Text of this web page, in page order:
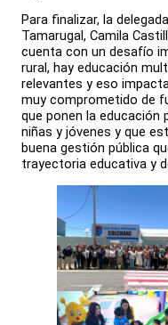
Para finalizar, la
Tamarugal, Camila
cuenta con un desafío
rural, hay educación
relevantes y eso
muy comprometido de
que ponen la educación
niñas y jóvenes y que
buena gestión pública
trayectoria educativa y